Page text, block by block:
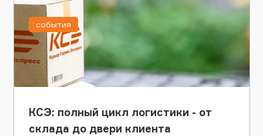
КСЭ: полный цикл логистики - от
склада до двери клиента
события